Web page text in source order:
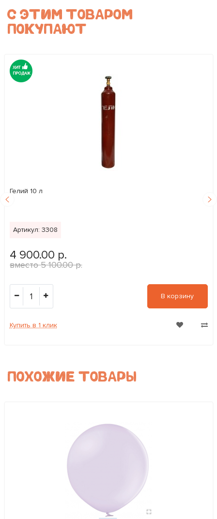
С ЭТИМ ТОВАРОМ
ПОКУПАЮТ
Гелий 10 л
Артикул: 3308
4 900.00 р.
5 100.00 р.
1 В корзину
Купить в 1 клик
ПОХОЖИЕ ТОВАРЫ